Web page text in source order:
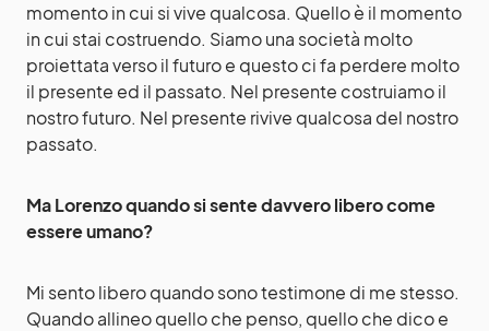
momento in cui si vive qualcosa. Quello è il momento
in cui stai costruendo. Siamo una società molto
proiettata verso il futuro e questo ci fa perdere molto
il presente ed il passato. Nel presente costruiamo il
nostro futuro. Nel presente rivive qualcosa del nostro
passato.
Ma Lorenzo quando si sente davvero libero come
essere umano?
Mi sento libero quando sono testimone di me stesso.
Quando allineo quello che penso, quello che dico e